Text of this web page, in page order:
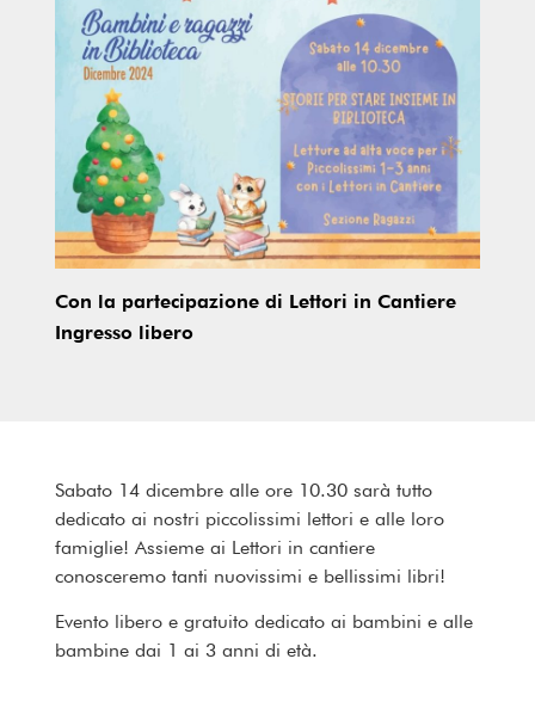
Con la partecipazione di Lettori in Cantiere
Ingresso libero
Sabato 14 dicembre alle ore 10.30 sarà tutto
dedicato ai nostri piccolissimi lettori e alle loro
famiglie! Assieme ai Lettori in cantiere
conosceremo tanti nuovissimi e bellissimi libri!
Evento libero e gratuito dedicato ai bambini e alle
bambine dai 1 ai 3 anni di età.